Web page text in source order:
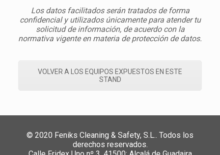
Los datos facilitados serán tratados de forma
confidencial y utilizados únicamente para atender tu
solicitud de información, de acuerdo con la
normativa vigente en materia de protección de datos.
VOLVER A LOS EQUIPOS EXPUESTOS EN ESTE
STAND
© 2020 Feniks Cleaning & Safety, S.L.. Todos los
derechos reservados.